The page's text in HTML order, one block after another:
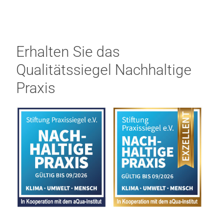
Erhalten Sie das
Qualitätssiegel Nachhaltige
Praxis